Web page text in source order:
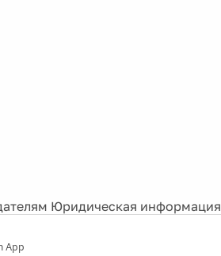
Юридическая информация
App